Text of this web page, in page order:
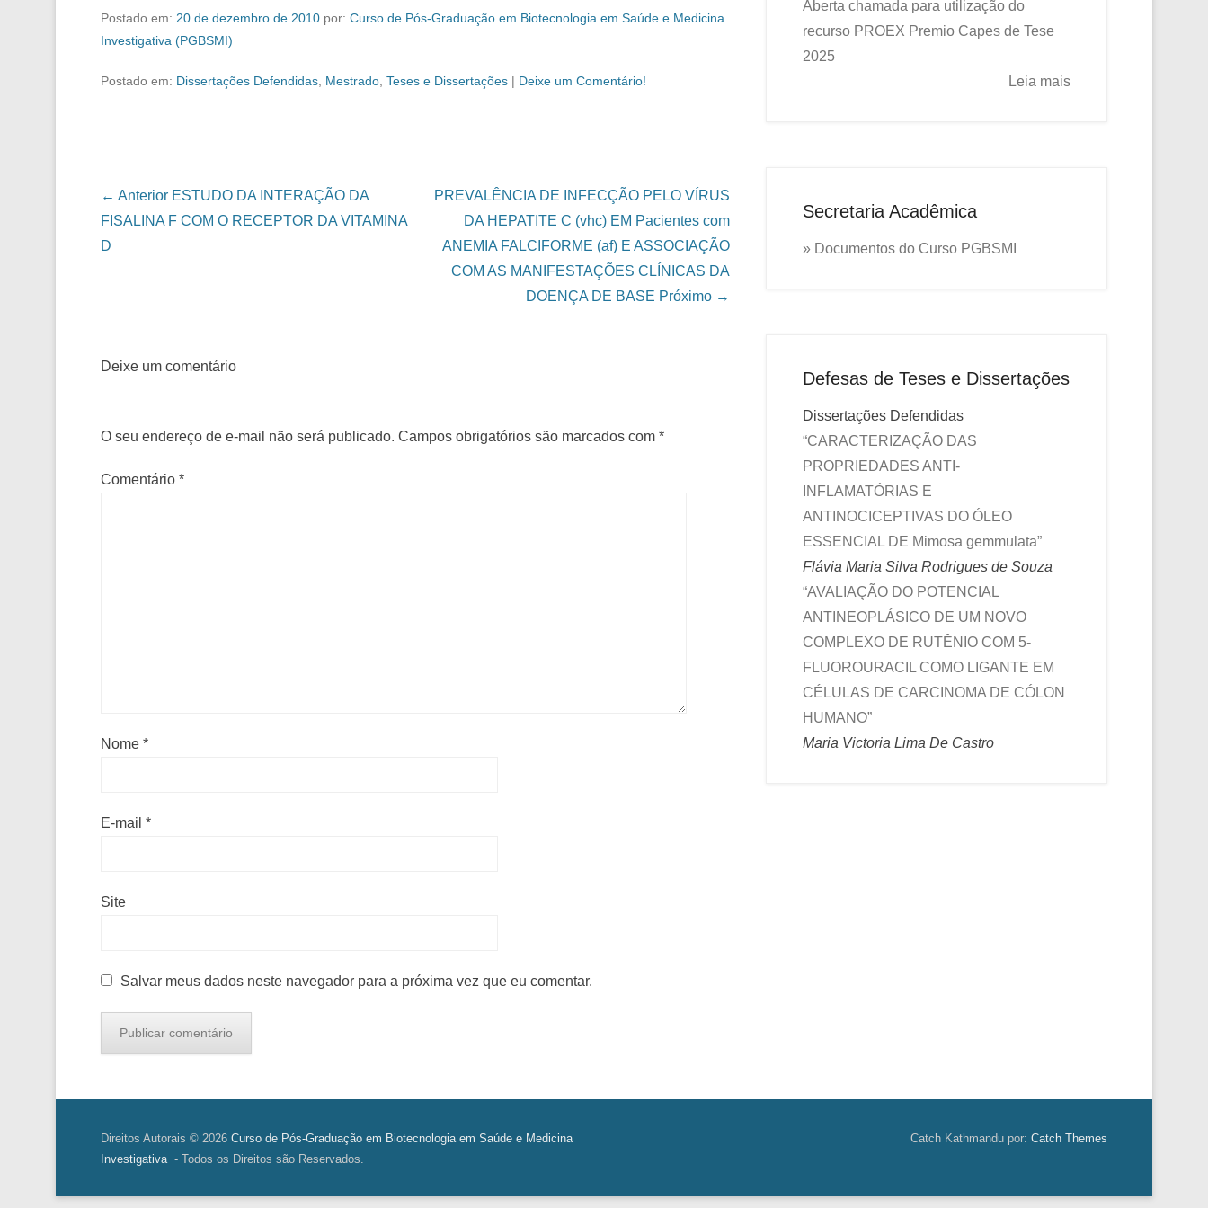
Postado em: 20 de dezembro de 2010 por: Curso de Pós-Graduação em Biotecnologia em Saúde e Medicina
Investigativa (PGBSMI)
Postado em: Dissertações Defendidas Mestrado Teses e Dissertações | Deixe um Comentário!
Navegação das Postagens
← Anterior ESTUDO DA INTERAÇÃO DA
FISALINA F COM O RECEPTOR DA VITAMINA
D
PREVALÊNCIA DE INFECÇÃO PELO VÍRUS
DA HEPATITE C (vhc) EM Pacientes com
ANEMIA FALCIFORME (af) E ASSOCIAÇÃO
COM AS MANIFESTAÇÕES CLÍNICAS DA
DOENÇA DE BASE Próximo →
Deixe um comentário
O seu endereço de e-mail não será publicado. Campos obrigatórios são marcados com *
Comentário *
Nome *
E-mail *
Site
Salvar meus dados neste navegador para a próxima vez que eu comentar.
Aberta chamada para utilização do
recurso PROEX Premio Capes de Tese
2025
Leia mais
Secretaria Acadêmica
» Documentos do Curso PGBSMI
Defesas de Teses e Dissertações
Dissertações Defendidas
“CARACTERIZAÇÃO DAS
PROPRIEDADES ANTI-
INFLAMATÓRIAS E
ANTINOCICEPTIVAS DO ÓLEO
ESSENCIAL DE Mimosa gemmulata”
Flávia Maria Silva Rodrigues de Souza
“AVALIAÇÃO DO POTENCIAL
ANTINEOPLÁSICO DE UM NOVO
COMPLEXO DE RUTÊNIO COM 5-
FLUOROURACIL COMO LIGANTE EM
CÉLULAS DE CARCINOMA DE CÓLON
HUMANO”
Maria Victoria Lima De Castro
Direitos Autorais © 2026 Curso de Pós-Graduação em Biotecnologia em Saúde e Medicina
Investigativa- Todos os Direitos são Reservados.
Catch Kathmandu por: Catch Themes